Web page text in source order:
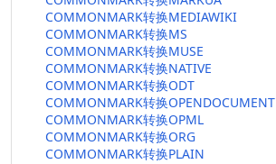
COMMONMARK转换MEDIAWIKI
COMMONMARK转换MS
COMMONMARK转换MUSE
COMMONMARK转换NATIVE
COMMONMARK转换ODT
COMMONMARK转换OPENDOCUMENT
COMMONMARK转换OPML
COMMONMARK转换ORG
COMMONMARK转换PLAIN